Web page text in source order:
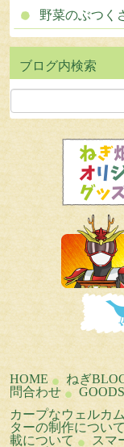
野菜のぶつく
検索
HOME ねぎ
問合わせ
GOODS
カープなウェルカ
ターの制作について
載について
スマ